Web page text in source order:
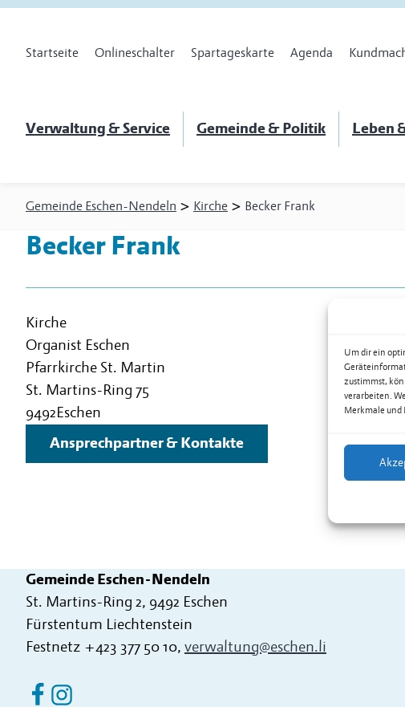
Um dir ein
zustimmst,
verarbeiten.
Merkmale
Startseite Onlineschalter Spartageskarte Agenda
Verwaltung & Service Gemeinde & Politik Leben
Gemeinde Eschen-Nendeln > Kirche > Becker Frank
Becker Frank
Kirche
Organist Eschen
Pfarrkirche St. Martin
St. Martins-Ring 75
9492Eschen
Ansprechpartner & Kontakte
Gemeinde Eschen-Nendeln
St. Martins-Ring 2, 9492 Eschen
Fürstentum Liechtenstein
Festnetz +423 377 50 10, verwaltung@eschen.li
Eschen Nendeln auf Facebook
Eschen Nendeln auf Instagram